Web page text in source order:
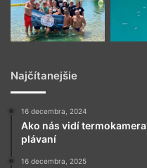
Najčítanejšie
16 decembra, 2024
Ako nás vidí
plávaní
16 decembra, 2025